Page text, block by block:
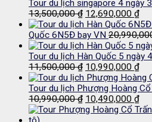
là:
2,650,000
Tour du lịch singapore 4 ngày
13,500,000₫ Giá
gốc
là:
13,500,000 ₫.
12,690,000 ₫Giá
tại
là:
Quốc 6N5Đ bay VN
Tour du lịch Hàn Quốc 5 ngày
11,500,000₫ Giá
gốc
là:
11,500,000 ₫.
10,990,000 ₫Giá
tại
là:
Tour du lịch Phượng Hoàng
10,990,000₫ Giá
gốc
10,490,000 ₫Giá
hiện